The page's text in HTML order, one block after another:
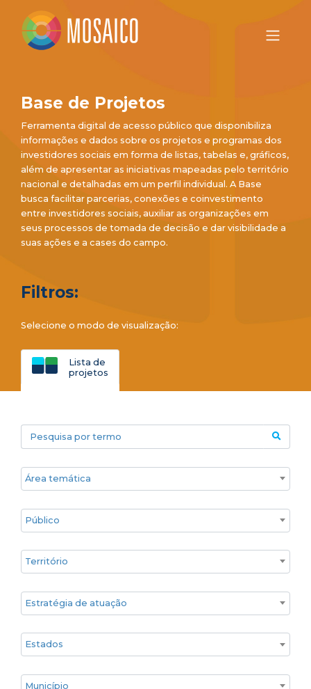
Base de Projetos
Ferramenta digital de acesso público que disponibiliza
informações e dados sobre os projetos e programas dos
investidores sociais em forma de listas, tabelas e, gráficos,
além de apresentar as iniciativas mapeadas pelo território
nacional e detalhadas em um perfil individual. A Base
busca facilitar parcerias, conexões e coinvestimento
entre investidores sociais, auxiliar as organizações em
seus processos de tomada de decisão e dar visibilidade a
suas ações e a cases do campo.
Filtros:
Selecione o modo de visualização:
Lista de
projetos
Pesquisa por termo
Áreas temáticas
Público
Territórios
Estratégia de atuação
Estado
Cidade